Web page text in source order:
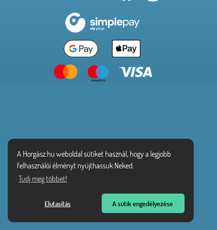
A Horgász.hu weboldal sütiket használ, hogy a legjobb
felhasználói élményt nyújthassuk Neked.
Tudj meg többet!
Elutasítás A sütik engedélyezése